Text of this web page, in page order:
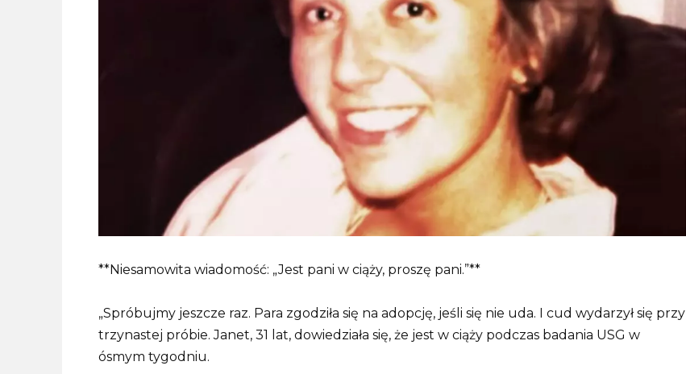
**Niesamowita wiadomość: „Jest pani w ciąży, proszę pani.”**
„Spróbujmy jeszcze raz. Para zgodziła się na adopcję, jeśli się nie uda. I cud wydarzył się przy
trzynastej próbie. Janet, 31 lat, dowiedziała się, że jest w ciąży podczas badania USG w
ósmym tygodniu.